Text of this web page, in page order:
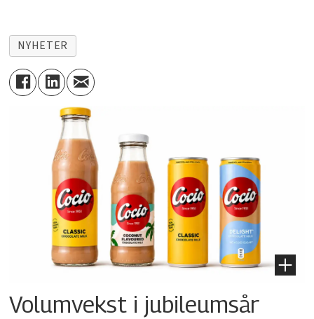
NYHETER
Volumvekst i jubileumsår